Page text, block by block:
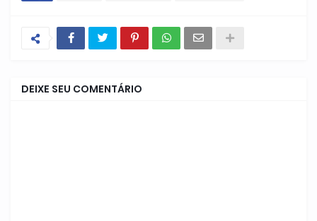
DEIXE SEU COMENTÁRIO